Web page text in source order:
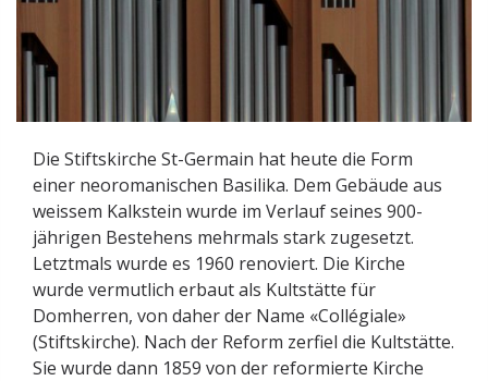
Die Stiftskirche St-Germain hat heute die Form
einer neoromanischen Basilika. Dem Gebäude aus
weissem Kalkstein wurde im Verlauf seines 900-
jährigen Bestehens mehrmals stark zugesetzt.
Letztmals wurde es 1960 renoviert. Die Kirche
wurde vermutlich erbaut als Kultstätte für
Domherren, von daher der Name «Collégiale»
(Stiftskirche). Nach der Reform zerfiel die Kultstätte.
Sie wurde dann 1859 von der reformierte Kirche